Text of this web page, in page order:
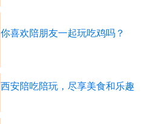
你喜欢陪朋友一起玩吃鸡吗？
西安陪吃陪玩，尽享美食和乐趣